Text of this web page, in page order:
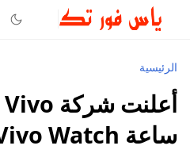
الرئيسية
ساعة Vivo Watch بتصميم متميز